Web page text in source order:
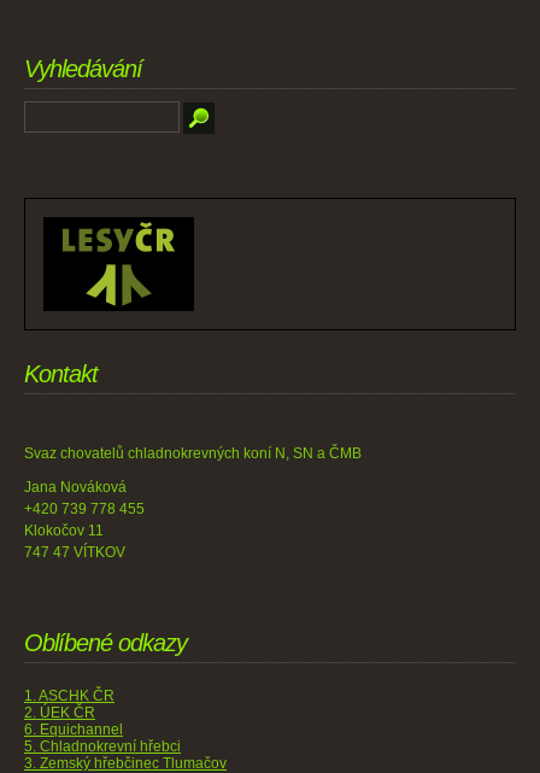
Vyhledávání
Kontakt
Svaz chovatelů chladnokrevných koní N, SN a ČMB
Jana Nováková
+420 739 778 455
Klokočov 11
747 47 VÍTKOV
Oblíbené odkazy
1. ASCHK ČR
2. ÚEK ČR
6. Equichannel
5. Chladnokrevní hřebci
3. Zemský hřebčinec Tlumačov